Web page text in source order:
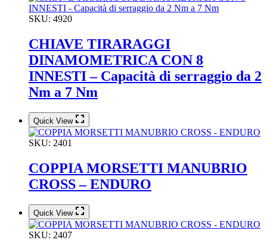
SKU: 4920
CHIAVE TIRARAGGI
DINAMOMETRICA CON 8
INNESTI – Capacità di serraggio da 2
Nm a 7 Nm
Quick View
SKU: 2401
COPPIA MORSETTI MANUBRIO
CROSS – ENDURO
Quick View
SKU: 2407